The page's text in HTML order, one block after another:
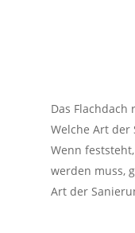
Das Flachdach
Welche Art der
Wenn
werden muss,
Art der